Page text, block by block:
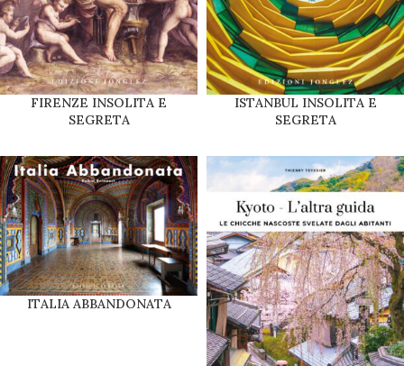
FIRENZE INSOLITA E
SEGRETA
ISTANBUL INSOLITA E
SEGRETA
ITALIA ABBANDONATA